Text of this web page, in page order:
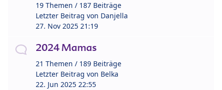
19 Themen / 187 Beiträge
Letzter Beitrag von Danjella
27. Nov 2025 21:19
2024 Mamas
21 Themen / 189 Beiträge
Letzter Beitrag von Belka
22. Jun 2025 22:55